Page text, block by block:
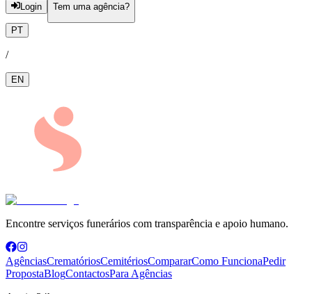
Login Tem uma agência?
PT
/
EN
Encontre serviços funerários com transparência e apoio humano.
AgênciasCrematóriosCemitériosCompararComo FuncionaPedir
PropostaBlogContactosPara Agências